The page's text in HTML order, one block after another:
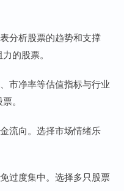
分析股票的趋势和支撑
的股票。
市净率等估值指标与行业
。
流向。选择市场情绪乐
过度集中。选择多只股票